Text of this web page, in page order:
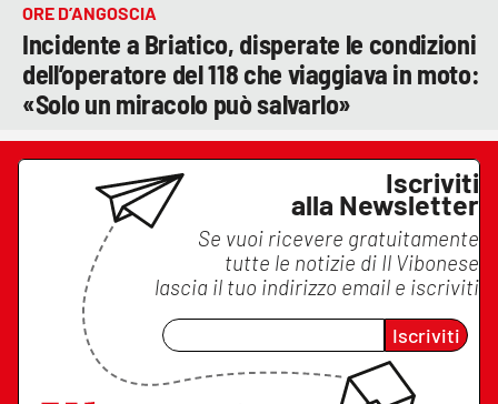
ORE D’ANGOSCIA
Incidente a Briatico, disperate le condizioni
dell’operatore del 118 che viaggiava in moto:
«Solo un miracolo può salvarlo»
Iscriviti
alla Newsletter
Se vuoi ricevere gratuitamente
tutte le notizie di Il Vibonese
lascia il tuo indirizzo email e iscriviti
Iscriviti